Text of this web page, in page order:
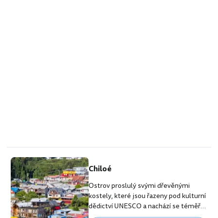
Chiloé
Ostrov proslulý svými dřevěnými
kostely, které jsou řazeny pod kulturní
dědictví UNESCO a nachází se téměř